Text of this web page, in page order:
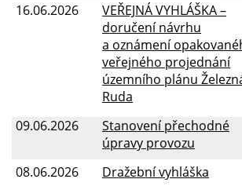
16.06.2026
VEŘEJNÁ VYHLÁŠKA –
doručení návrhu
a oznámení
veřejného projednání
územního plánu
Ruda
09.06.2026
Stanovení přechodné
úpravy provozu
08.06.2026
Dražební vyhláška